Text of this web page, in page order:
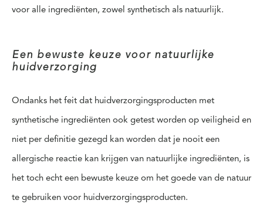
voor alle ingrediënten, zowel synthetisch als natuurlijk.
Een bewuste keuze voor natuurlijke
huidverzorging
Ondanks het feit dat huidverzorgingsproducten met
synthetische ingrediënten ook getest worden op veiligheid en
niet per definitie gezegd kan worden dat je nooit een
allergische reactie kan krijgen van natuurlijke ingrediënten, is
het toch echt een bewuste keuze om het goede van de natuur
te gebruiken voor huidverzorgingsproducten.